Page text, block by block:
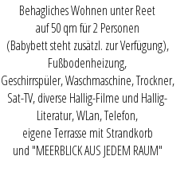
Behagliches Wohnen unter Reet
auf 50 qm für 2 Personen
(Babybett steht zusätzl. zur Verfügung),
Fußbodenheizung,
Geschirrspüler, Waschmaschine, Trockner,
Sat-TV, diverse Hallig-Filme und Hallig-
Literatur, WLan, Telefon,
eigene Terrasse mit Strandkorb
und "MEERBLICK AUS JEDEM RAUM"